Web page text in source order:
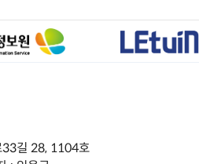
33길 28, 1104호